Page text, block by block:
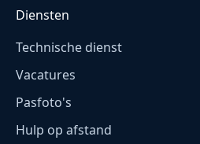
Diensten
Technische dienst
Vacatures
Pasfoto's
Hulp op afstand